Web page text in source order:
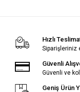
Hızlı
Siparişleriniz
Güvenli
Güvenli ve
Geniş Ürün